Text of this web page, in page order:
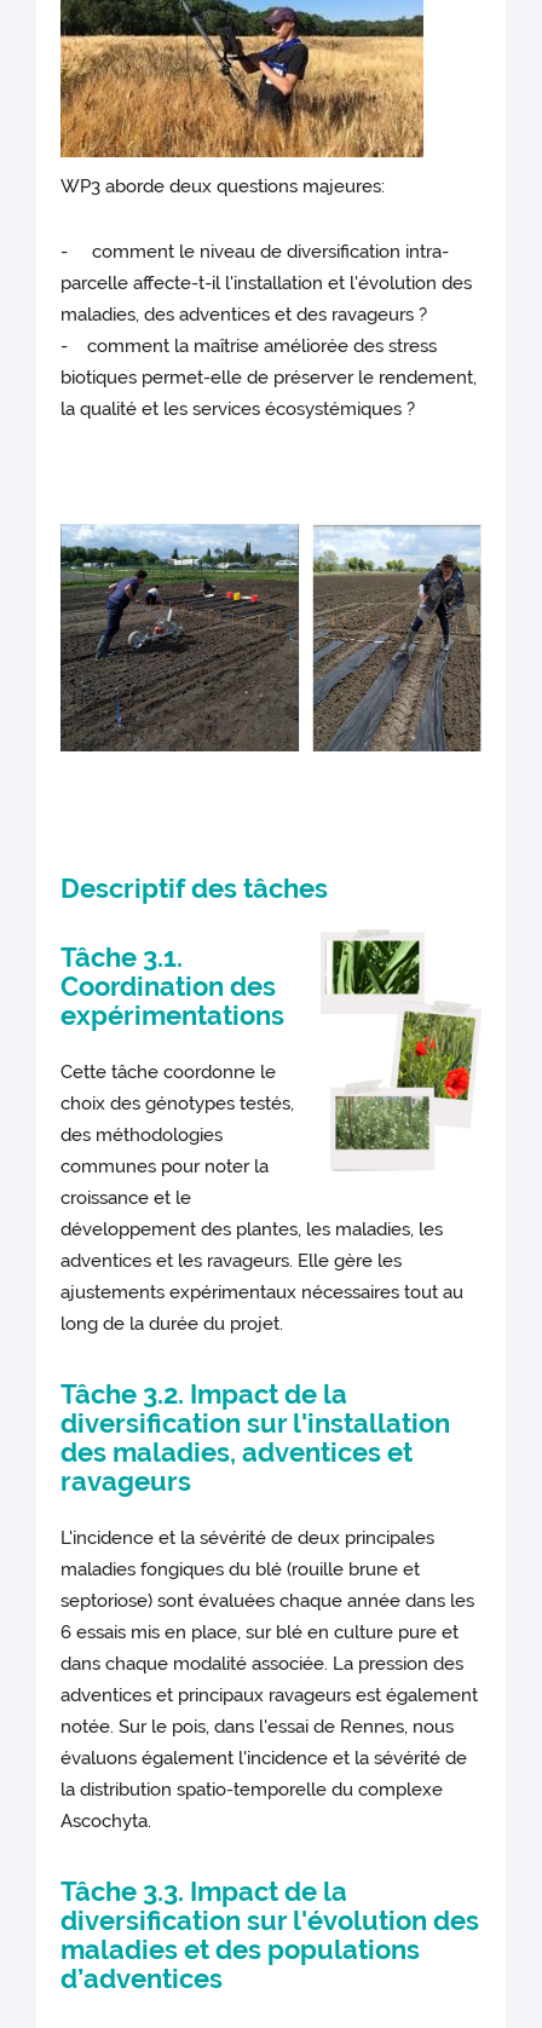
WP3 aborde deux questions majeures:
- comment le niveau de diversification intra-
parcelle affecte-t-il l'installation et l'évolution des
maladies, des adventices et des ravageurs ?
- comment la maîtrise améliorée des stress
biotiques permet-elle de préserver le rendement,
la qualité et les services écosystémiques ?
Descriptif des tâches
Tâche 3.1.
Coordination des
expérimentations
Cette tâche coordonne le
choix des génotypes testés,
des méthodologies
communes pour noter la
croissance et le
développement des plantes, les maladies, les
adventices et les ravageurs. Elle gère les
ajustements expérimentaux nécessaires tout au
long de la durée du projet.
Tâche 3.2. Impact de la
diversification sur l'installation
des maladies, adventices et
ravageurs
L'incidence et la sévérité de deux principales
maladies fongiques du blé (rouille brune et
septoriose) sont évaluées chaque année dans les
6 essais mis en place, sur blé en culture pure et
dans chaque modalité associée. La pression des
adventices et principaux ravageurs est également
notée. Sur le pois, dans l'essai de Rennes, nous
évaluons également l'incidence et la sévérité de
la distribution spatio-temporelle du complexe
Ascochyta.
Tâche 3.3. Impact de la
diversification sur l'évolution des
maladies et des populations
d’adventices